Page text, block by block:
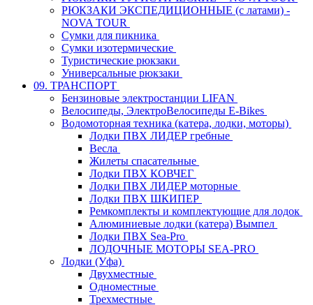
РЮКЗАКИ ЭКСПЕДИЦИОННЫЕ (с латами) -
NOVA TOUR
Сумки для пикника
Сумки изотермические
Туристические рюкзаки
Универсальные рюкзаки
09. ТРАНСПОРТ
Бензиновые электростанции LIFAN
Велосипеды, ЭлектроВелосипеды E-Bikes
Водомоторная техника (катера, лодки, моторы)
Лодки ПВХ ЛИДЕР гребные
Весла
Жилеты спасательные
Лодки ПВХ КОВЧЕГ
Лодки ПВХ ЛИДЕР моторные
Лодки ПВХ ШКИПЕР
Ремкомплекты и комплектующие для лодок
Алюминиевые лодки (катера) Вымпел
Лодки ПВХ Sea-Pro
ЛОДОЧНЫЕ МОТОРЫ SEA-PRO
Лодки (Уфа)
Двухместные
Одноместные
Трехместные